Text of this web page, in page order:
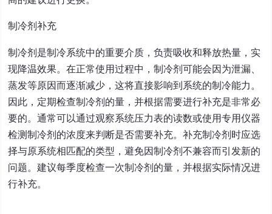
制冷剂补充
制冷剂是制冷系统中的重要介质，负责吸收和释放热量，实
现降温效果。在正常使用过程中，制冷剂可能会因为泄漏、
蒸发等原因而逐渐减少，这将直接影响到系统的制冷能力。
因此，定期检查制冷剂的量，并根据需要进行补充是非常必
要的。通常可以通过观察系统压力表的读数或使用专用仪器
检测制冷剂的浓度来判断是否需要补充。补充制冷剂时应选
择与原系统相匹配的类型，避免因制冷剂不兼容而引发新的
问题。建议每季度检查一次制冷剂的量，并根据实际情况进
行补充。